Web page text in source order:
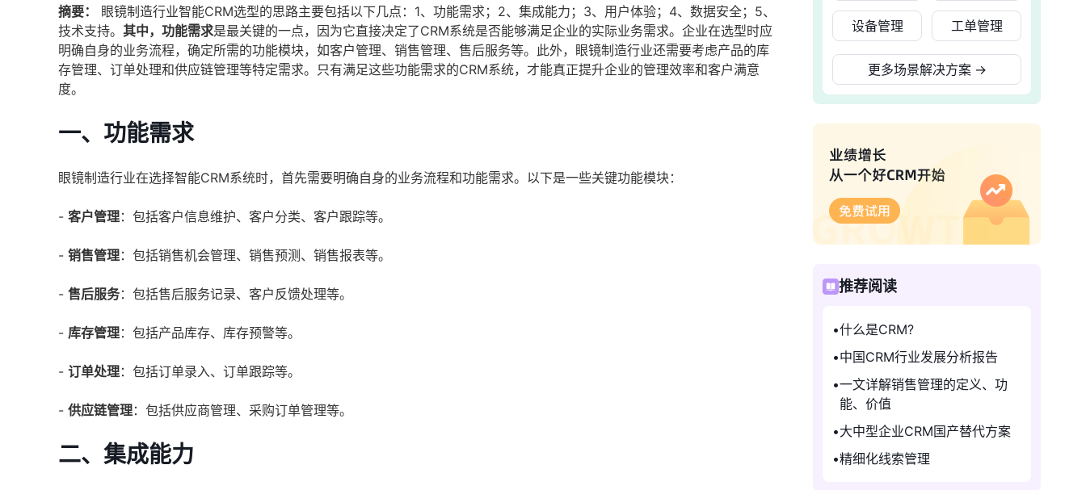
摘要：
眼镜制造行业智能CRM选型的思路主要包括以下几点：1、功能需求；2、集成能力；3、用户体验；4、数据安全；5、
技术支持。 其中，功能需求是最关键的一点，因为它直接决定了CRM系统是否能够满足企业的实际业务需求。企业在选型时应
明确自身的业务流程，确定所需的功能模块，如客户管理、销售管理、售后服务等。此外，眼镜制造行业还需要考虑产品的库
存管理、订单处理和供应链管理等特定需求。只有满足这些功能需求的CRM系统，才能真正提升企业的管理效率和客户满意
度。
一、功能需求
眼镜制造行业在选择智能CRM系统时，首先需要明确自身的业务流程和功能需求。以下是一些关键功能模块：
- 客户管理：包括客户信息维护、客户分类、客户跟踪等。
- 销售管理：包括销售机会管理、销售预测、销售报表等。
- 售后服务：包括售后服务记录、客户反馈处理等。
- 库存管理：包括产品库存、库存预警等。
- 订单处理：包括订单录入、订单跟踪等。
- 供应链管理：包括供应商管理、采购订单管理等。
二、集成能力
设备管理 工单管理
更多场景解决方案 →
推荐阅读
什么是CRM?
中国CRM行业发展分析报告
一文详解销售管理的定义、功
能、价值
大中型企业CRM国产替代方案
精细化线索管理